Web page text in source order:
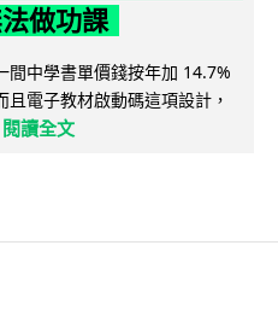
做功課
間中學書單價錢按年加 14.7%
電子教材啟動碼這項設計，
閱讀全文